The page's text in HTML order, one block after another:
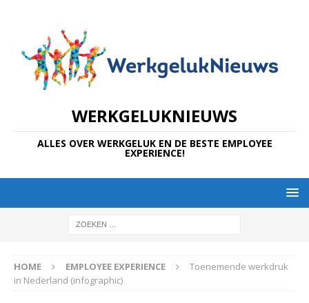
WERKGELUKNIEUWS
ALLES OVER WERKGELUK EN DE BESTE EMPLOYEE
EXPERIENCE!
HOME EMPLOYEE EXPERIENCE
Toenemende werkdruk
in Nederland (infographic)